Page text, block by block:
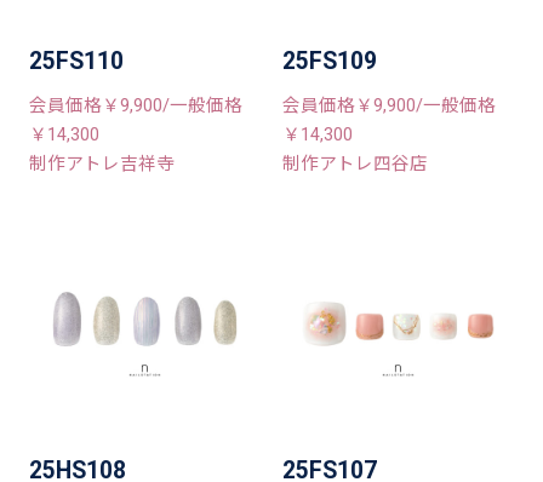
25FS110
会員価格￥9,900/一般価格
￥14,300
制作アトレ吉祥寺
25FS109
会員価格￥9,900/一般価格
￥14,300
制作アトレ四谷店
25HS108 25FS107